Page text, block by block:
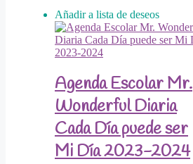
Añadir a lista de deseos
Agenda Escolar Mr.
Wonderful Diaria
Cada Día puede ser
Mi Día 2023-2024